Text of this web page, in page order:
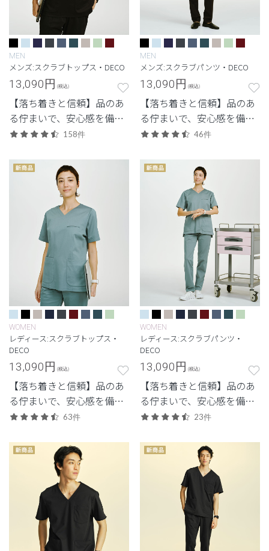
MEN
メンズ:スクラブトップス・DECO
13,090円 (税込)
【落ち着きと信頼】品のあ
る佇まいで、安心感を備え
た定番シリーズ。
158件
MEN
メンズ:スクラブパンツ・DECO
13,090円 (税込)
【落ち着きと信頼】品のあ
る佇まいで、安心感を備え
た定番シリーズ。
46件
WOMEN
レディース:スクラブトップス・
DECO
13,090円 (税込)
【落ち着きと信頼】品のあ
る佇まいで、安心感を備え
た定番シリーズ。
63件
WOMEN
レディース:スクラブパンツ・
DECO
13,090円 (税込)
【落ち着きと信頼】品のあ
る佇まいで、安心感を備え
た定番シリーズ。
23件